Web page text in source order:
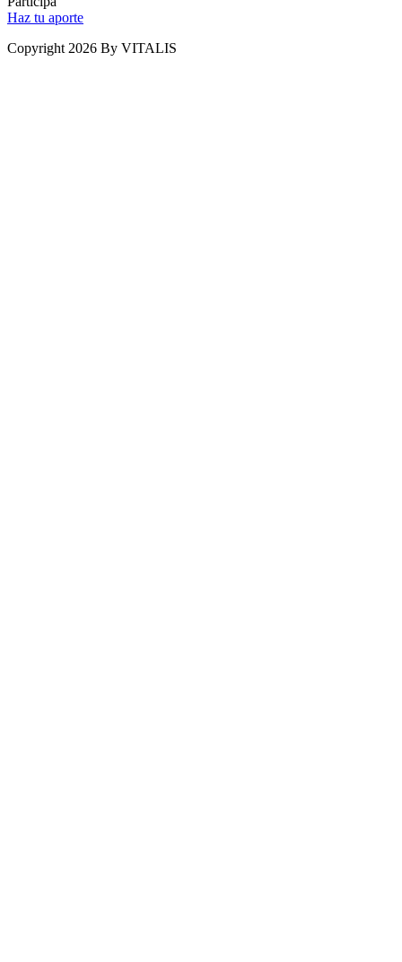
Haz tu aporte
Copyright 2026 By VITALIS